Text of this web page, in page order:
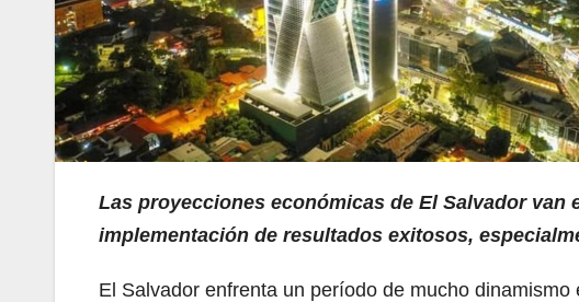
Las proyecciones económicas de El Salvador
implementación de resultados exitosos,
El Salvador enfrenta un período de mucho